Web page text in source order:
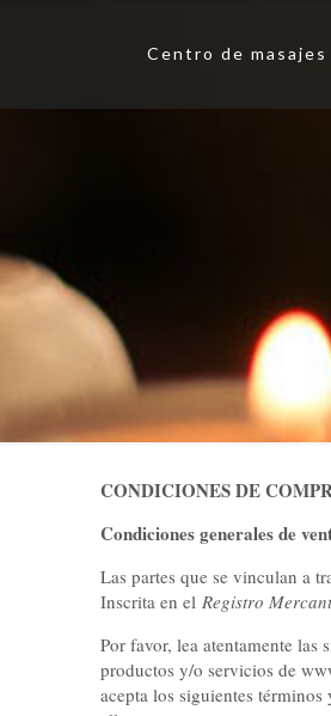
Centro de masajes
CONDICIONES DE
Condiciones generales de
Las partes que se vinculan a
Inscrita en el Registro
Por favor, lea atentamente las
productos y/o servicios de
acepta los siguientes